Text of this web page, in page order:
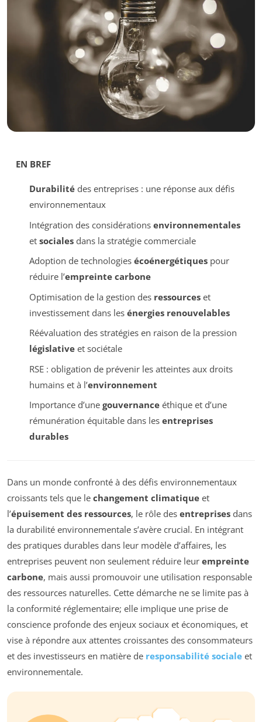
EN BREF
Durabilitédes entreprises : une réponse aux défis
environnementaux
Intégration des considérations environnementales
et socialesdans la stratégie commerciale
Adoption de technologies écoénergétiquespour
réduire l’empreinte carbone
Optimisation de la gestion des ressourceset
investissement dans les énergies renouvelables
Réévaluation des stratégies en raison de la pression
législativeet sociétale
RSE : obligation de prévenir les atteintes aux droits
humains et à l’environnement
Importance d’une gouvernanceéthique et d’une
rémunération équitable dans les entreprises
durables
Dans un monde confronté à des défis environnementaux
croissants tels que le changement climatique et
l’épuisement des ressources, le rôle des entreprises dans
la durabilité environnementale s’avère crucial. En intégrant
des pratiques durables dans leur modèle d’affaires, les
entreprises peuvent non seulement réduire leur empreinte
carbone, mais aussi promouvoir une utilisation responsable
des ressources naturelles. Cette démarche ne se limite pas à
la conformité réglementaire; elle implique une prise de
conscience profonde des enjeux sociaux et économiques, et
vise à répondre aux attentes croissantes des consommateurs
et des investisseurs en matière de responsabilité sociale et
environnementale.